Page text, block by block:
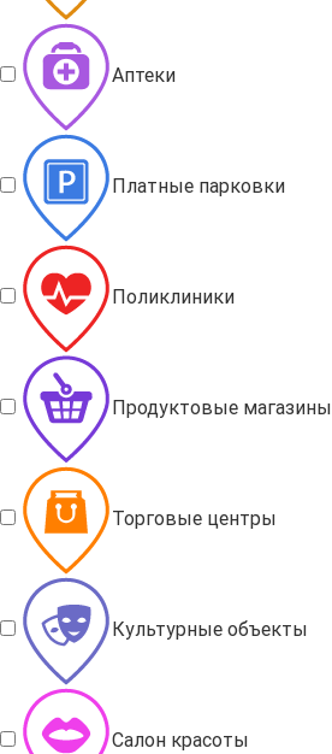
Аптеки
Платные парковки
Поликлиники
Продуктовые магазины
Торговые центры
Культурные объекты
Салон красоты